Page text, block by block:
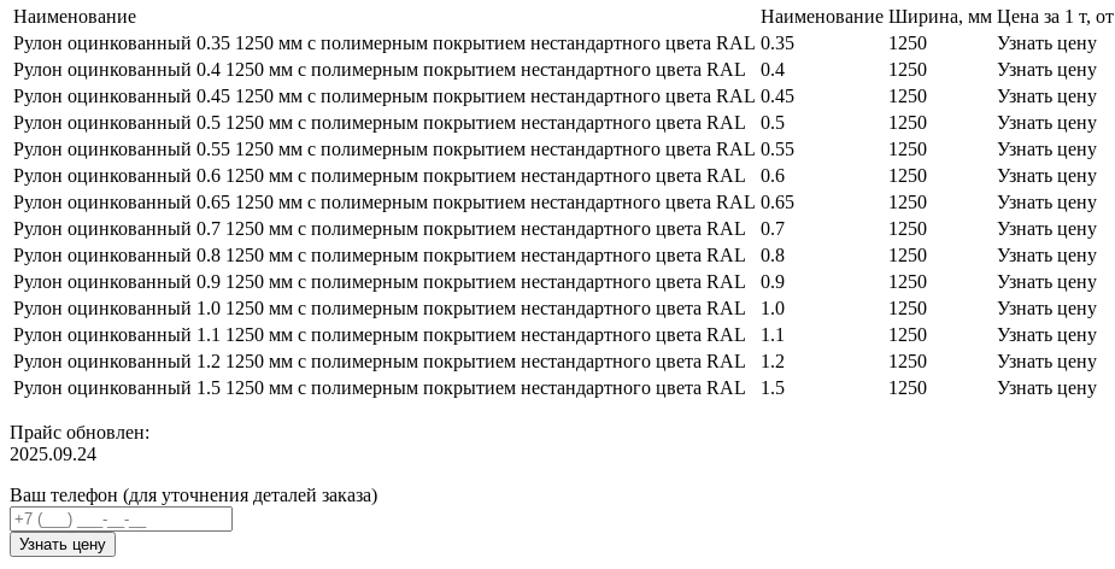
Наименование Наименование Ширина, мм Цена за 1 т,
Рулон оцинкованный 0.35 1250 мм с полимерным покрытием нестандартного цвета RAL 0.35 1250 Узнать цену
Рулон оцинкованный 0.4 1250 мм с полимерным покрытием нестандартного цвета RAL
0.4 1250 Узнать цену
Рулон оцинкованный 0.45 1250 мм с полимерным покрытием нестандартного цвета RAL 0.45 1250 Узнать цену
Рулон оцинкованный 0.5 1250 мм с полимерным покрытием нестандартного цвета RAL
0.5 1250 Узнать цену
Рулон оцинкованный 0.55 1250 мм с полимерным покрытием нестандартного цвета RAL 0.55 1250 Узнать цену
Рулон оцинкованный 0.6 1250 мм с полимерным покрытием нестандартного цвета RAL
0.6 1250 Узнать цену
Рулон оцинкованный 0.65 1250 мм с полимерным покрытием нестандартного цвета RAL 0.65 1250 Узнать цену
Рулон оцинкованный 0.7 1250 мм с полимерным покрытием нестандартного цвета RAL
0.7 1250 Узнать цену
Рулон оцинкованный 0.8 1250 мм с полимерным покрытием нестандартного цвета RAL
0.8 1250 Узнать цену
Рулон оцинкованный 0.9 1250 мм с полимерным покрытием нестандартного цвета RAL
0.9 1250 Узнать цену
Рулон оцинкованный 1.0 1250 мм с полимерным покрытием нестандартного цвета RAL
1.0 1250 Узнать цену
Рулон оцинкованный 1.1 1250 мм с полимерным покрытием нестандартного цвета RAL
1.1 1250 Узнать цену
Рулон оцинкованный 1.2 1250 мм с полимерным покрытием нестандартного цвета RAL
1.2 1250 Узнать цену
Рулон оцинкованный 1.5 1250 мм с полимерным покрытием нестандартного цвета RAL
1.5 1250 Узнать цену
Прайс обновлен:
2025.09.24
Ваш телефон (для уточнения деталей заказа)
Узнать цену